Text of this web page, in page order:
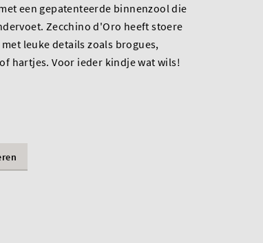
een gepatenteerde binnenzool die
Zecchino d'Oro heeft stoere
leuke details zoals brogues,
hartjes. Voor ieder kindje wat wils!